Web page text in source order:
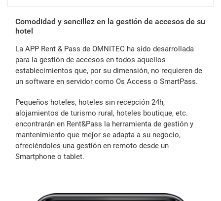
Comodidad y sencillez en la gestión de accesos de su
hotel
La APP Rent & Pass de OMNITEC ha sido desarrollada
para la gestión de accesos en todos aquellos
establecimientos que, por su dimensión, no requieren de
un software en servidor como Os Access o SmartPass.
Pequeños hoteles, hoteles sin recepción 24h,
alojamientos de turismo rural, hoteles boutique, etc.
encontrarán en Rent&Pass la herramienta de gestión y
mantenimiento que mejor se adapta a su negocio,
ofreciéndoles una gestión en remoto desde un
Smartphone o tablet.